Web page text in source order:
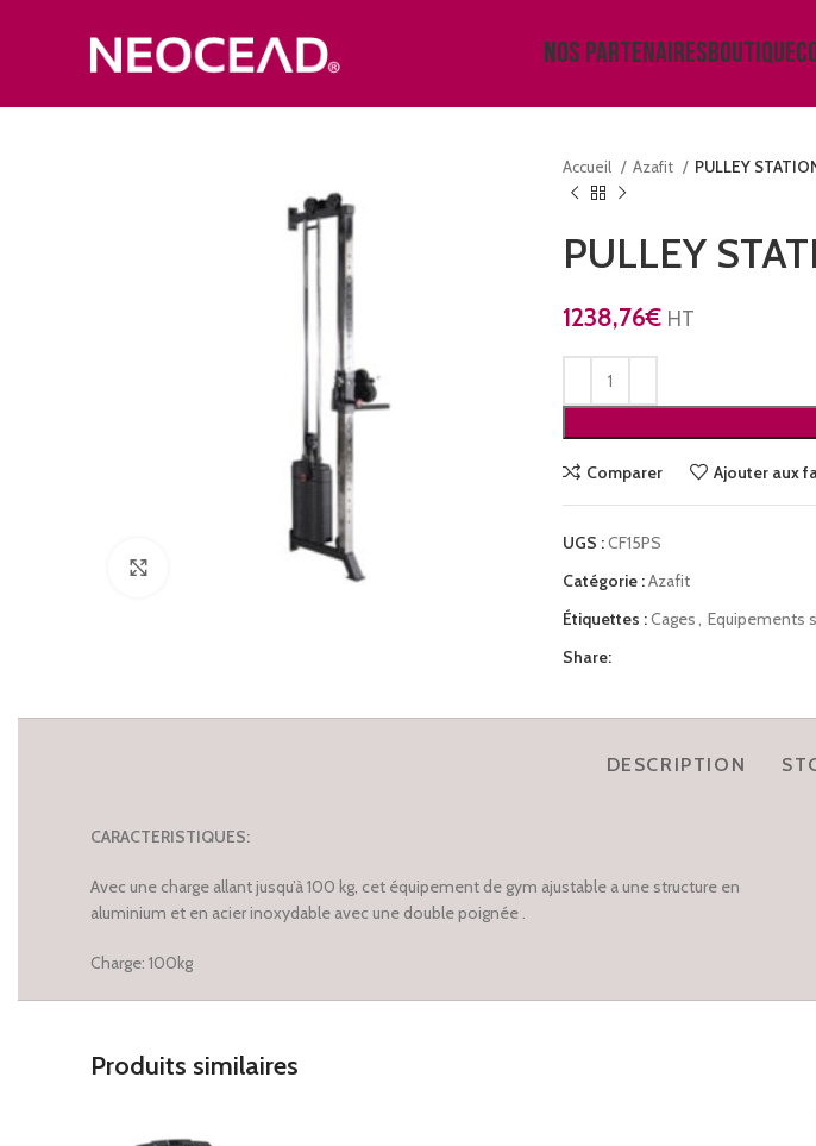
NOS PARTENAIRESBOUTIQUE
Accueil Azafit PULLEY
PULLEY
1238,76€ HT
Comparer Ajouter aux
UGS :CF15PS
Catégorie :Azafit
Étiquettes :Cages, Equipements
Share:
DESCRIPTION
CARACTERISTIQUES:
Avec une charge allant jusqu’à 100 kg, cet équipement de gym ajustable a une structure en
aluminium et en acier inoxydable avec une double poignée .
Charge: 100kg
Produits similaires